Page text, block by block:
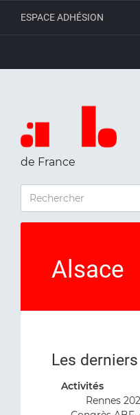
ESPACE ADHÉSION
de France
RECHERCHER
Alsace
Les
Activités
Rennes